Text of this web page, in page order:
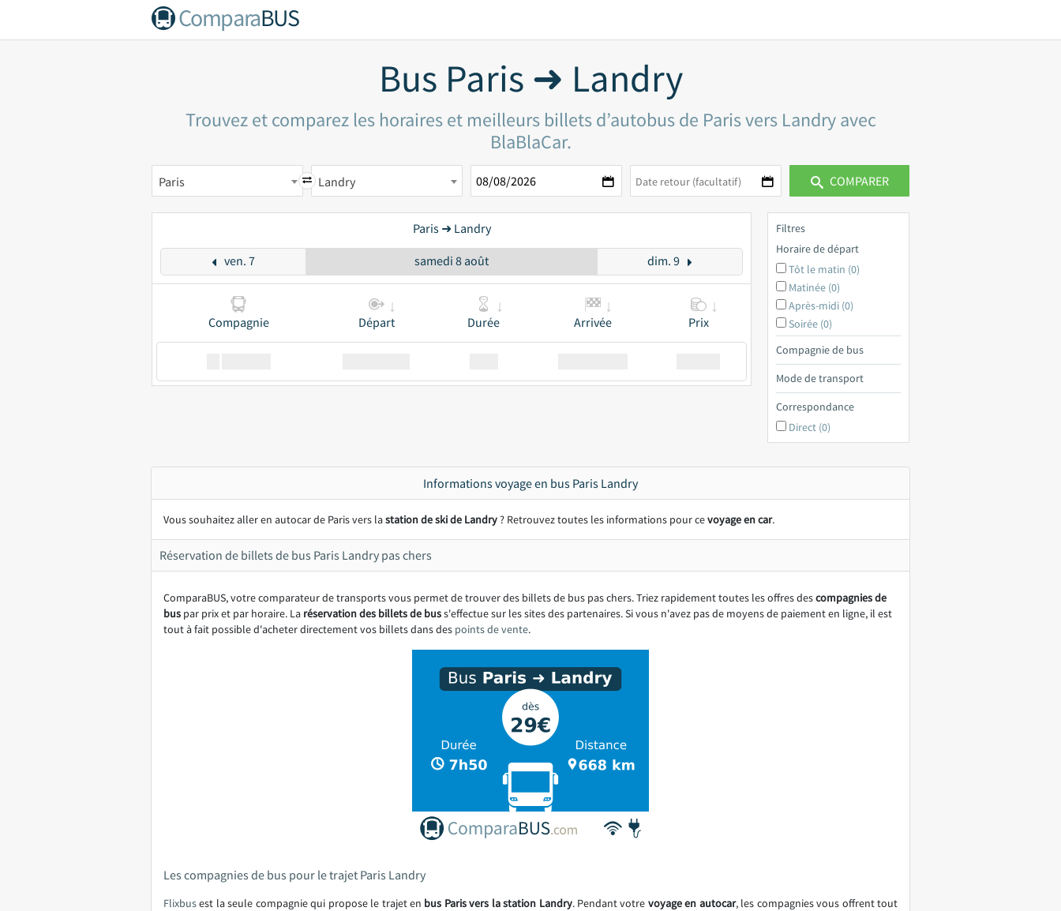
ComparaBUS
Bus Paris ➜ Landry
Trouvez et comparez les horaires et meilleurs billets d’autobus de Paris vers Landry avec
BlaBlaCar.
Paris Landry COMPARER
Paris ➜ Landry
ven. 7 samedi 8 août dim. 9
Compagnie Départ Durée Arrivée Prix
Filtres
Horaire de départ
Tôt le matin (0)
Matinée (0)
Après-midi (0)
Soirée (0)
Compagnie de bus
Mode de transport
Correspondance
Direct (0)
Informations voyage en bus Paris Landry
Vous souhaitez aller en autocar de Paris vers lastation de ski de Landry? Retrouvez toutes les informations pour cevoyage en car.
Réservation de billets de bus Paris Landry pas chers
ComparaBUS, votre comparateur de transports vous permet de trouver des billets de bus pas chers. Triez rapidement toutes les offres descompagnies de
bus par prix et par horaire. La réservation des billets de buss'effectue sur les sites des partenaires. Si vous n'avez pas de moyens de paiement en ligne, il est
tout à fait possible d'acheter directement vos billets dans des points de vente.
Les compagnies de bus pour le trajet Paris Landry
Flixbusest la seule compagnie qui propose le trajet en bus Paris vers la station Landry​. Pendant votre voyage en autocar, les compagnies vous offrent tout